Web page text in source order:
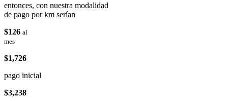
entonces, con nuestra modalidad
de pago por km serían
$126 al
mes
$1,726
pago inicial
$3,238